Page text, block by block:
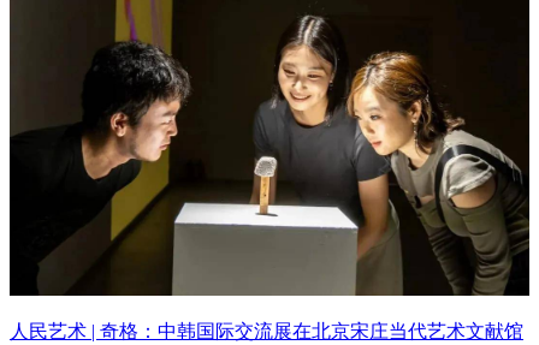
人民艺术 | 奇格：中韩国际交流展在北京宋庄当代艺术文献馆